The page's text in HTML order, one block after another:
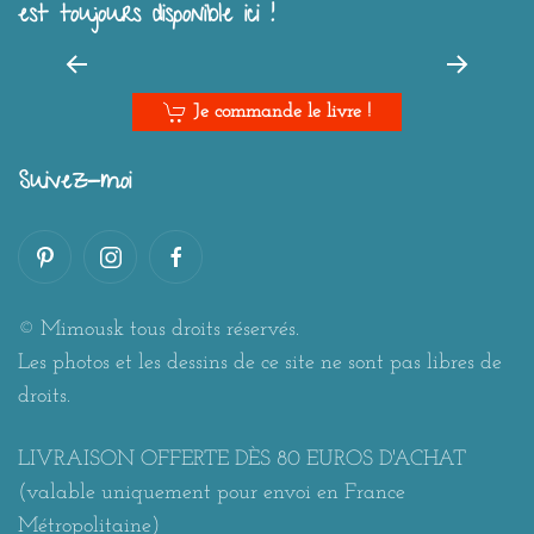
est toujours disponible ici !
Je commande le livre !
Suivez-moi
© Mimousk tous droits réservés.
Les photos et les dessins de ce site ne sont pas libres de
droits.
LIVRAISON OFFERTE DÈS 80 EUROS D'ACHAT
(valable uniquement pour envoi en France
Métropolitaine)